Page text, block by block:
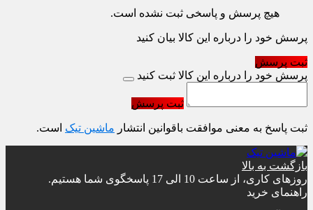
هیچ پرسش و پاسخی ثبت نشده است.
پرسش خود را درباره این کالا بیان کنید
ثبت پرسش
پرسش خود را درباره این کالا ثبت کنید
ثبت پرسش
ثبت پاسخ به معنی موافقت باقوانین انتشار ماشین تیک است.
بازگشت به بالا
روزهای کاری، از ساعت 10 الی 17 پاسخگوی شما هستیم.
راهنمای خرید